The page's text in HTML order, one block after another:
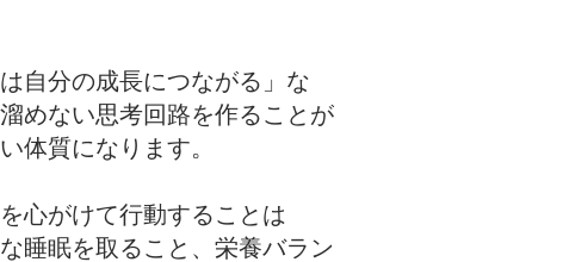
自分の成長につながる」な
めない思考回路を作ることが
体質になります。
心がけて行動することは
睡眠を取ること、栄養バラン